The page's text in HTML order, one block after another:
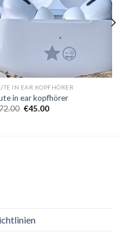
IN EAR KOPFHÖRER
in ear kopfhörer
€45.00